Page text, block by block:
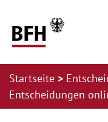
Startseite
Entscheidungen